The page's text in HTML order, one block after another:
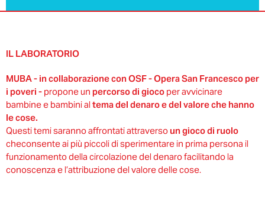
IL LABORATORIO
MUBA - in collaborazione conOSF - Opera San Francesco per
i poveri - propone un percorso di gioco per avvicinare
bambine e bambini al tema del denaro e del valore che hanno
le cose.
Questi temi saranno affrontati attraverso un gioco di ruolo
checonsente ai più piccoli di sperimentare in prima persona il
funzionamento della circolazione del denaro facilitando la
conoscenza e l’attribuzione del valore delle cose.